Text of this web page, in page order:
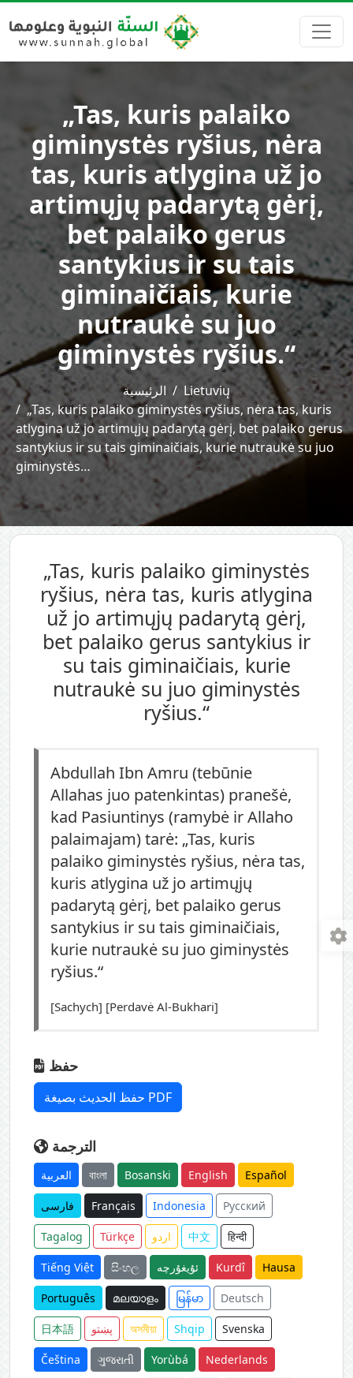
„Tas, kuris palaiko
giminystės ryšius, nėra
tas, kuris atlygina už jo
artimųjų padarytą gėrį,
bet palaiko gerus
santykius ir su tais
giminaičiais, kurie
nutraukė su juo
giminystės ryšius.“
الرئيسية
Lietuvių
„Tas, kuris palaiko giminystės ryšius, nėra tas, kuris
atlygina už jo artimųjų padarytą gėrį, bet palaiko gerus
santykius ir su tais giminaičiais, kurie nutraukė su juo
giminystės…
„Tas, kuris palaiko giminystės
ryšius, nėra tas, kuris atlygina
už jo artimųjų padarytą gėrį,
bet palaiko gerus santykius ir
su tais giminaičiais, kurie
nutraukė su juo giminystės
ryšius.“
Abdullah Ibn Amru (tebūnie
Allahas juo patenkintas) pranešė,
kad Pasiuntinys (ramybė ir Allaho
palaimajam) tarė: „Tas, kuris
palaiko giminystės ryšius, nėra tas,
kuris atlygina už jo artimųjų
padarytą gėrį, bet palaiko gerus
santykius ir su tais giminaičiais,
kurie nutraukė su juo giminystės
ryšius.“
[Sachych] [Perdavė Al-Bukhari]
حفظ
حفظ الحديث بصيغة PDF
الترجمة
العربية বাংলা Bosanski English Español
فارسی Français Indonesia Русский
Tagalog Türkçe اردو 中文 हिन्दी
Tiếng Việt සිංහල ئۇيغۇرچە Kurdî Hausa
Português മലയാളം မြန်မာ Deutsch
日本語 پښتو অসমীয়া Shqip Svenska
Čeština ગુજરાતી Yorùbá Nederlands